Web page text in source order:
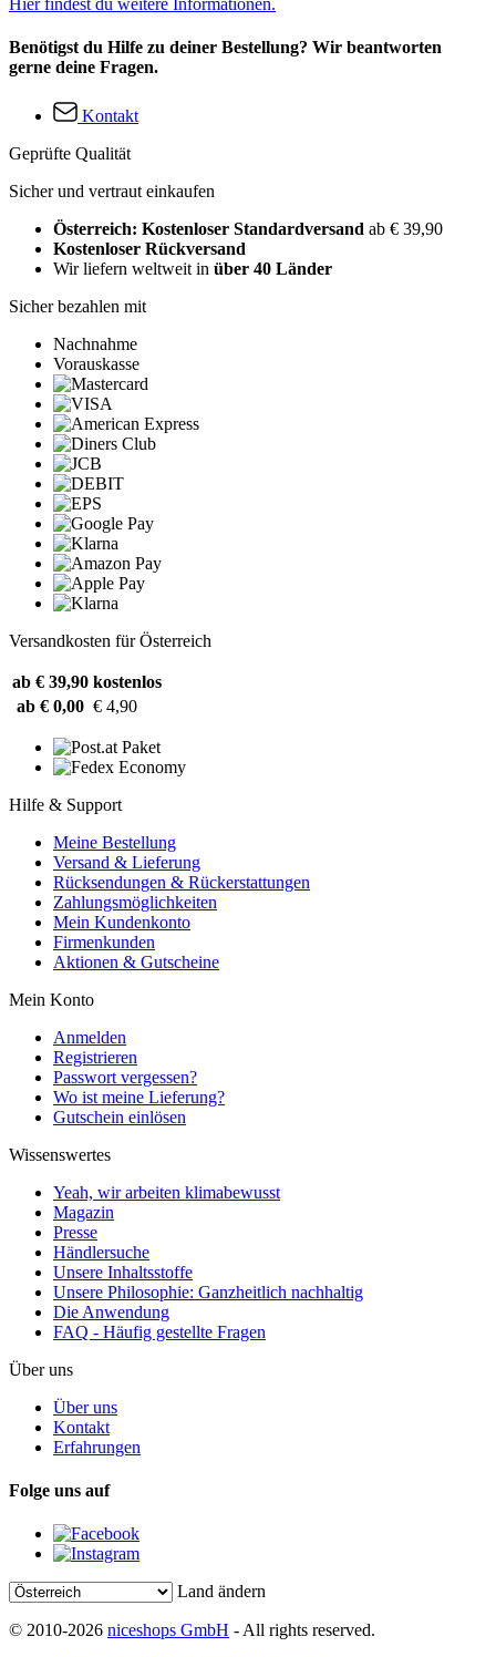
Hier findest du weitere Informationen.
Benötigst du Hilfe zu deiner Bestellung? Wir beantworten
gerne deine Fragen.
Kontakt
Geprüfte Qualität
Sicher und vertraut einkaufen
Österreich: Kostenloser Standardversand ab € 39,90
Kostenloser Rückversand
Wir liefern weltweit in über 40 Länder
Sicher bezahlen mit
Nachnahme
Vorauskasse
Versandkosten für Österreich
ab € 39,90 kostenlos
ab € 0,00 € 4,90
Hilfe & Support
Meine Bestellung
Versand & Lieferung
Rücksendungen & Rückerstattungen
Zahlungsmöglichkeiten
Mein Kundenkonto
Firmenkunden
Aktionen & Gutscheine
Mein Konto
Anmelden
Registrieren
Passwort vergessen?
Wo ist meine Lieferung?
Gutschein einlösen
Wissenswertes
Yeah, wir arbeiten klimabewusst
Magazin
Presse
Händlersuche
Unsere Inhaltsstoffe
Unsere Philosophie: Ganzheitlich nachhaltig
Die Anwendung
FAQ - Häufig gestellte Fragen
Über uns
Über uns
Kontakt
Erfahrungen
Folge uns auf
Land ändern
© 2010-2026 niceshops GmbH - All rights reserved.